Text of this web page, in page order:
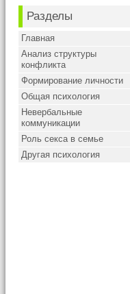
Разделы
Главная
Анализ структуры
конфликта
Формирование личности
Общая психология
Невербальные
коммуникации
Роль секса в семье
Другая психология